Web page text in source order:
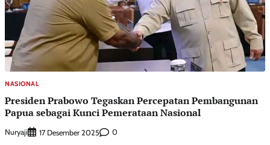
NASIONAL
Presiden Prabowo Tegaskan Percepatan Pembangunan
Papua sebagai Kunci Pemerataan Nasional
Nuryaji 17 Desember 2025 0